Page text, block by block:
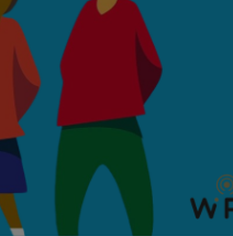
la
vidéo